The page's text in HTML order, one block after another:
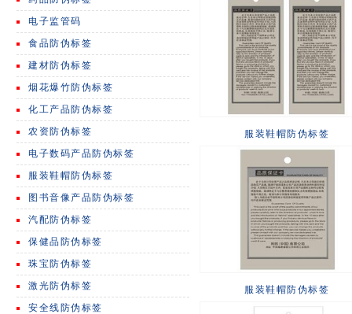
电子监管码
食品防伪标签
建材防伪标签
烟花爆竹防伪标签
化工产品防伪标签
农资防伪标签
电子数码产品防伪标签
服装鞋帽防伪标签
图书音像产品防伪标签
汽配防伪标签
保健品防伪标签
珠宝防伪标签
激光防伪标签
安全线防伪标签
服装鞋帽防伪标签
服装鞋帽防伪标签